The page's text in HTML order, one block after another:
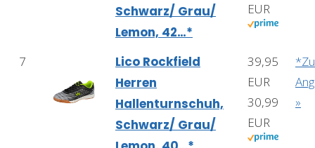
Schwarz/ Grau/
Lemon, 42…*
EUR
7
Lico Rockfield
Herren
Hallenturnschuh,
Schwarz/ Grau/
39,95
EUR
30,99
EUR
»